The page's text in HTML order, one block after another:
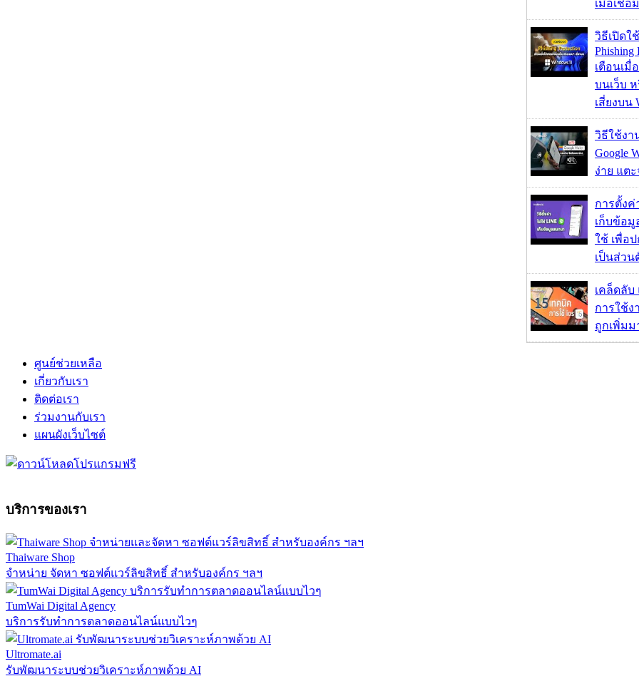
เมื่อเชื่อ
วิธีเปิดใ
Phishing
เตือนเมื่
บนเว็บ
เสี่ยงบน
วิธีใช้งา
Google
ง่าย แต
การตั้งค่
เก็บข้อ
ใช้ เพื่อ
เป็นส่ว
เคล็ดลับ
การใช้ง
ถูกเพิ่มม
ศูนย์ช่วยเหลือ
เกี่ยวกับเรา
ติดต่อเรา
ร่วมงานกับเรา
แผนผังเว็บไซต์
บริการของเรา
Thaiware Shop
จำหน่าย จัดหา ซอฟต์แวร์ลิขสิทธิ์ สำหรับองค์กร ฯลฯ
TumWai Digital Agency
บริการรับทำการตลาดออนไลน์แบบไวๆ
Ultromate.ai
รับพัฒนาระบบช่วยวิเคราะห์ภาพด้วย AI